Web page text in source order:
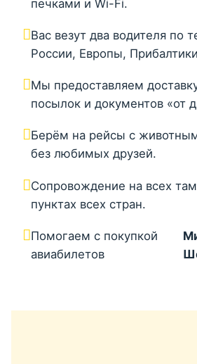
печками и Wi-Fi.
Вас везут два водителя по
России, Европы,
Мы предоставляем
посылок и документов «от
Берём на рейсы с
без любимых друзей.
Сопровождение на всех
пунктах всех стран.
Помогаем с покупкой
авиабилетов